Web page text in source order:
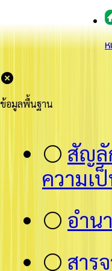
ข้อมูลพื้นฐาน
⚪ สัญลั
ความเ
⚪ อำน
⚪ สาร